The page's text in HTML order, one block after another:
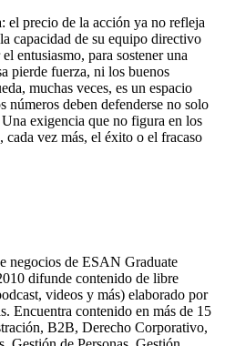
el precio de la acción ya no refleja
capacidad de su equipo directivo
entusiasmo, para sostener una
pierde fuerza, ni los buenos
muchas veces, es un espacio
números deben defenderse no solo
exigencia que no figura en los
vez más, el éxito o el fracaso
negocios de ESAN Graduate
difunde contenido de libre
videos y más) elaborado por
Encuentra contenido en más de 15
B2B, Derecho Corporativo,